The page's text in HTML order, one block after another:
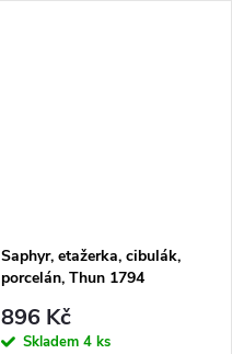
Saphyr, etažerka, cibulák,
porcelán, Thun 1794
896 Kč
Skladem 4 ks